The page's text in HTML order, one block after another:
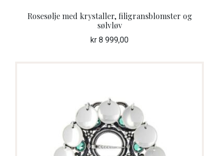
Rosesølje med krystaller, filigransblomster og
sølvløv
kr 8 999,00